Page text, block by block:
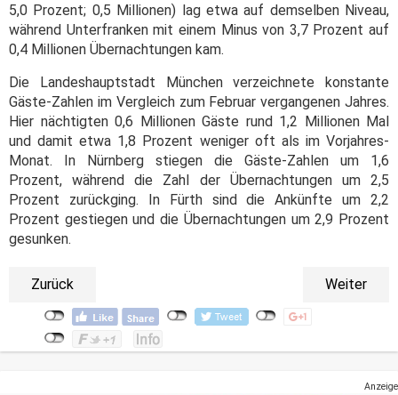
5,0 Prozent; 0,5 Millionen) lag etwa auf demselben Niveau,
während Unterfranken mit einem Minus von 3,7 Prozent auf
0,4 Millionen Übernachtungen kam.
Die Landeshauptstadt München verzeichnete konstante
Gäste-Zahlen im Vergleich zum Februar vergangenen Jahres.
Hier nächtigten 0,6 Millionen Gäste rund 1,2 Millionen Mal
und damit etwa 1,8 Prozent weniger oft als im Vorjahres-
Monat. In Nürnberg stiegen die Gäste-Zahlen um 1,6
Prozent, während die Zahl der Übernachtungen um 2,5
Prozent zurückging. In Fürth sind die Ankünfte um 2,2
Prozent gestiegen und die Übernachtungen um 2,9 Prozent
gesunken.
Zurück Weiter
Anzeige